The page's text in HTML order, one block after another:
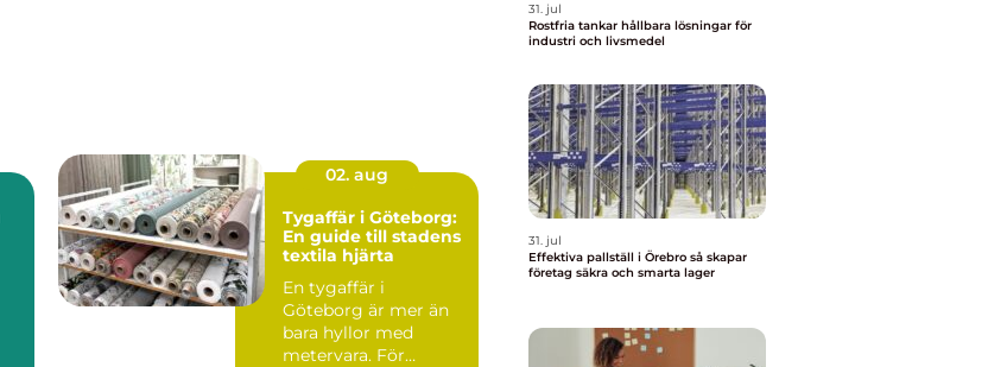
02. aug
Tygaffär i Göteborg:
En guide till stadens
textila hjärta
En tygaffär i
Göteborg är mer än
bara hyllor med
metervara. För
31. jul
Rostfria tankar hållbara lösningar för
industri och livsmedel
31. jul
Effektiva pallställ i Örebro så skapar
företag säkra och smarta lager